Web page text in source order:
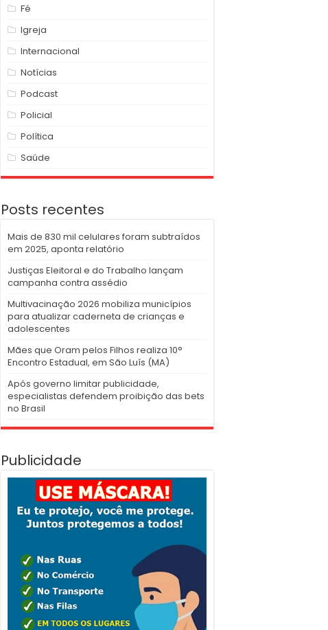
Fé
Igreja
Internacional
Notícias
Podcast
Policial
Política
Saúde
Posts recentes
Mais de 830 mil celulares foram subtraídos
em 2025, aponta relatório
Justiças Eleitoral e do Trabalho lançam
campanha contra assédio
Multivacinação 2026 mobiliza municípios
para atualizar caderneta de crianças e
adolescentes
Mães que Oram pelos Filhos realiza 10°
Encontro Estadual, em São Luís (MA)
Após governo limitar publicidade,
especialistas defendem proibição das bets
no Brasil
Publicidade